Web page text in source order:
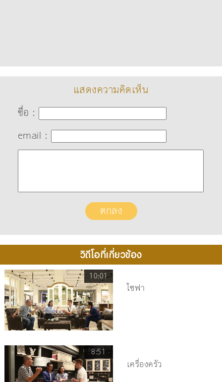
แสดงความคิดเห็น
ชื่อ :
email :
วิดีโอที่เกี่ยวข้อง
10:01
โซฟา
8:51
เครื่องครัว